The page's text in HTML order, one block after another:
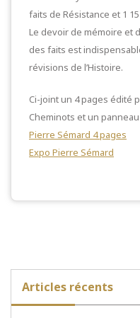
faits de Résistance et 1
Le devoir de mémoire et
des faits est
révisions de l’Histoire.
Ci-joint un 4 pages édité
Cheminots et un
Pierre Sémard 4 pages
Expo Pierre Sémard
Articles récents